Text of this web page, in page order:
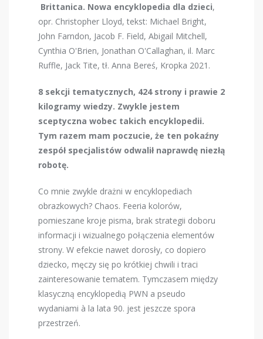
Brittanica. Nowa encyklopedia dla dzieci,
opr. Christopher Lloyd, tekst: Michael Bright,
John Farndon, Jacob F. Field, Abigail Mitchell,
Cynthia O'Brien, Jonathan O'Callaghan, il. Marc
Ruffle, Jack Tite, tł. Anna Bereś, Kropka 2021.
8 sekcji tematycznych, 424 strony i prawie 2
kilogramy wiedzy. Zwykle jestem
sceptyczna wobec takich encyklopedii.
Tym razem mam poczucie, że ten pokaźny
zespół specjalistów odwalił naprawdę niezłą
robotę.
Co mnie zwykle drażni w encyklopediach
obrazkowych? Chaos. Feeria kolorów,
pomieszane kroje pisma, brak strategii doboru
informacji i wizualnego połączenia elementów
strony. W efekcie nawet dorosły, co dopiero
dziecko, męczy się po krótkiej chwili i traci
zainteresowanie tematem. Tymczasem między
klasyczną encyklopedią PWN a pseudo
wydaniami à la lata 90. jest jeszcze spora
przestrzeń.